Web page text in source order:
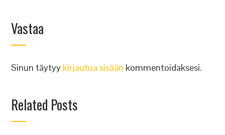
Vastaa
Sinun täytyy kirjautua sisään kommentoidaksesi.
Related Posts